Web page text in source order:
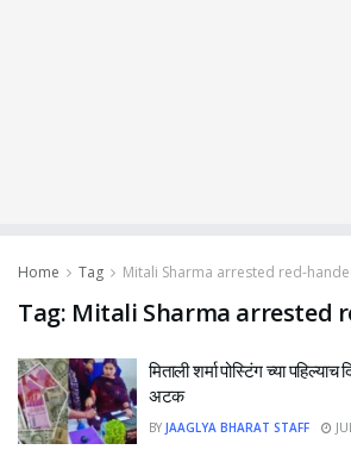
Home Tag Mitali Sharma arrested red-
Tag: Mitali Sharma arrested
मिताली शर्मा पोस्टिंग च्या
अटक
BY JAAGLYA BHARAT STAFF